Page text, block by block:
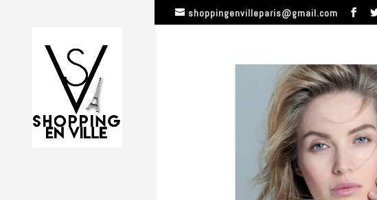
shoppingenvilleparis@gmail.com